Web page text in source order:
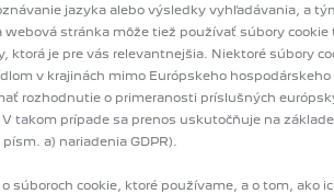
jazyka alebo výsledky vyhľadávania, a
stránka môže tiež používať súbory cookie
ktorá je pre vás relevantnejšia. Niektoré súbory
v krajinách mimo Európskeho hospodárskeho
rozhodnutie o primeranosti príslušných
takom prípade sa prenos uskutočňuje na
a) nariadenia GDPR).
súboroch cookie, ktoré používame, a o tom, ako